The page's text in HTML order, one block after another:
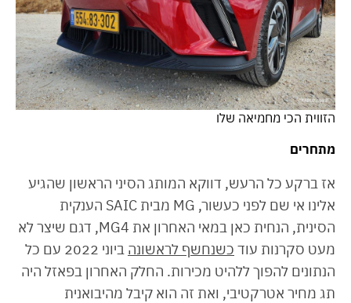
הזווית הכי מחמיאה שלו
מתחרים
אז ברקע כל הרעש, דווקא המותג הסיני הראשון שהגיע
אלינו אי שם לפני כעשור, MG מבית SAIC הענקית
הסינית, הנחית כאן במאי האחרון את MG4, דגם שיצר לא
מעט סקרנות עוד כשנחשף לראשונה
ביוני 2022 עם כל
הנתונים להפוך ללהיט מכירות. החלק האחרון בפאזל היה
תג מחיר אטרקטיבי, ואת זה הוא קיבל מהיבואנית